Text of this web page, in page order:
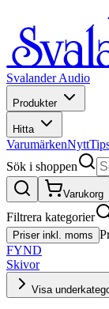
Svalander Audio
Produkter
Hitta
VarumärkenNytt
Sök i shoppen
Varukorg
Filtrera kategorier
Priser inkl. moms
FYND
Skivor
Visa